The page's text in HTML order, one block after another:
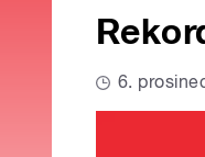
6.